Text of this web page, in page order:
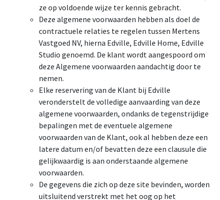
ze op voldoende wijze ter kennis gebracht.
Deze algemene voorwaarden hebben als doel de
contractuele relaties te regelen tussen Mertens
Vastgoed NV, hierna Edville, Edville Home, Edville
Studio genoemd. De klant wordt aangespoord om
deze Algemene voorwaarden aandachtig door te
nemen.
Elke reservering van de Klant bij Edville
veronderstelt de volledige aanvaarding van deze
algemene voorwaarden, ondanks de tegenstrijdige
bepalingen met de eventuele algemene
voorwaarden van de Klant, ook al hebben deze een
latere datum en/of bevatten deze een clausule die
gelijkwaardig is aan onderstaande algemene
voorwaarden.
De gegevens die zich op deze site bevinden, worden
uitsluitend verstrekt met het oog op het